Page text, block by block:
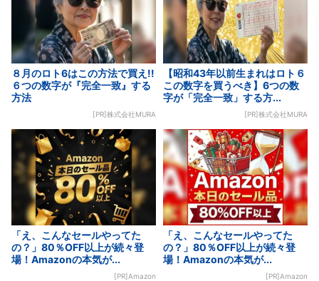
８月のロト6はこの方法で買え!!
６つの数字が『完全一致』する
方法
[PR]株式会社MURA
【昭和43年以前生まれはロト６
この数字を買うべき】6つの数
字が「完全一致」する方...
[PR]株式会社MURA
「え、こんなセールやってた
の？」80％OFF以上が続々登
場！Amazonの本気が...
[PR]Amazon
「え、こんなセールやってた
の？」80％OFF以上が続々登
場！Amazonの本気が...
[PR]Amazon